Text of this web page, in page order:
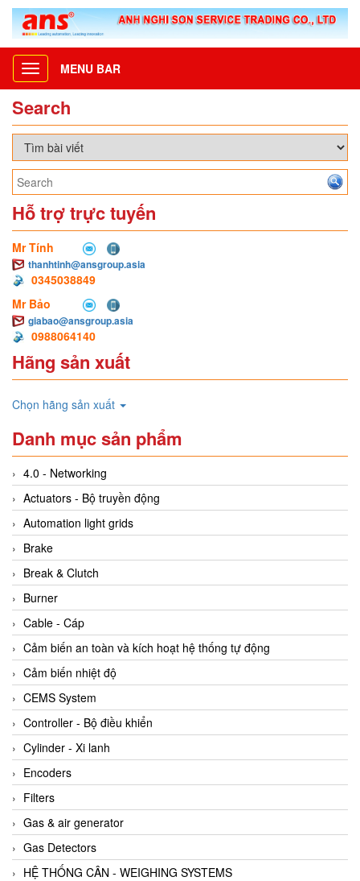
Toggle
navigation
MENU BAR
Search
Hỗ trợ trực tuyến
Mr Tính
thanhtinh@ansgroup.asia
0345038849
Mr Bảo
giabao@ansgroup.asia
0988064140
Hãng sản xuất
Chọn hãng sản xuất
Danh mục sản phẩm
4.0 - Networking
Actuators - Bộ truyền động
Automation light grids
Brake
Break & Clutch
Burner
Cable - Cáp
Cảm biến an toàn và kích hoạt hệ thống tự động
Cảm biến nhiệt độ
CEMS System
Controller - Bộ điều khiển
Cylinder - Xi lanh
Encoders
Filters
Gas & air generator
Gas Detectors
HỆ THỐNG CÂN - WEIGHING SYSTEMS